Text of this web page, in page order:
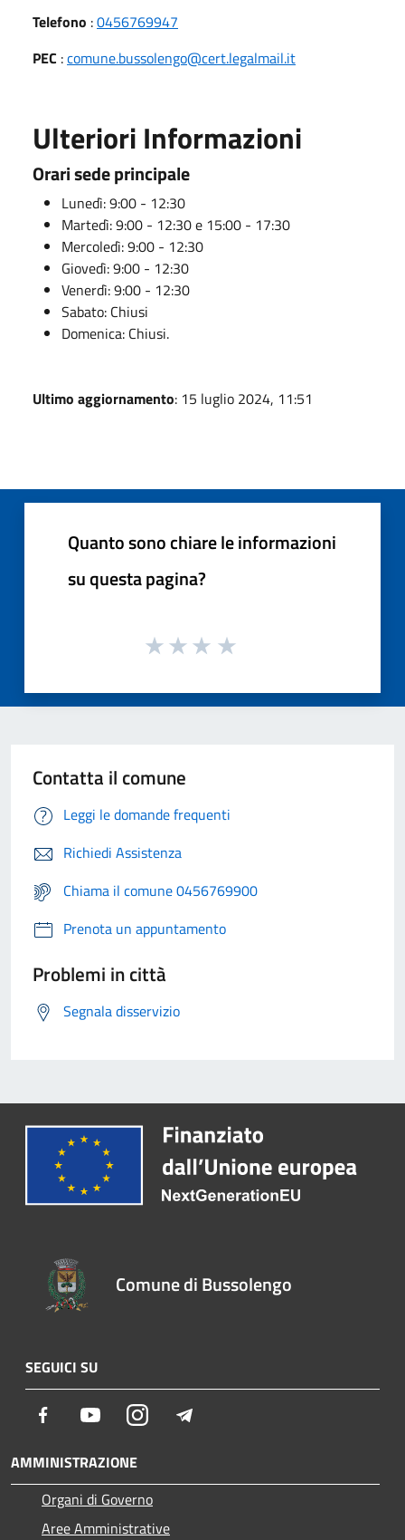
Telefono :0456769947
PEC :comune.bussolengo@cert.legalmail.it
Ulteriori Informazioni
Orari sede principale
Lunedì: 9:00 - 12:30
Martedì: 9:00 - 12:30 e 15:00 - 17:30
Mercoledì: 9:00 - 12:30
Giovedì: 9:00 - 12:30
Venerdì: 9:00 - 12:30
Sabato: Chiusi
Domenica: Chiusi.
Ultimo aggiornamento: 15 luglio 2024, 11:51
Quanto sono chiare le informazioni
su questa pagina?
Contatta il comune
Leggi le domande frequenti
Richiedi Assistenza
Chiama il comune 0456769900
Prenota un appuntamento
Problemi in città
Segnala disservizio
Comune di Bussolengo
SEGUICI SU
Facebook YoutubeInstagram
AMMINISTRAZIONE
Organi di Governo
Aree Amministrative